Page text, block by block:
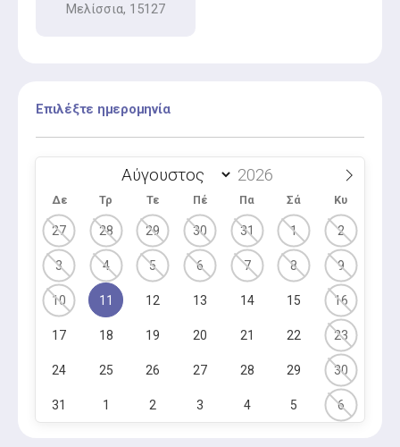
Μελίσσια, 15127
Επιλέξτε ημερομηνία
Δε Τρ Τε Πέ Πα Σά Κυ
27 28 29 30 31 1 2
3 4 5 6 7 8 9
10 11 12 13 14 15 16
17 18 19 20 21 22 23
24 25 26 27 28 29 30
31 1 2 3 4 5 6